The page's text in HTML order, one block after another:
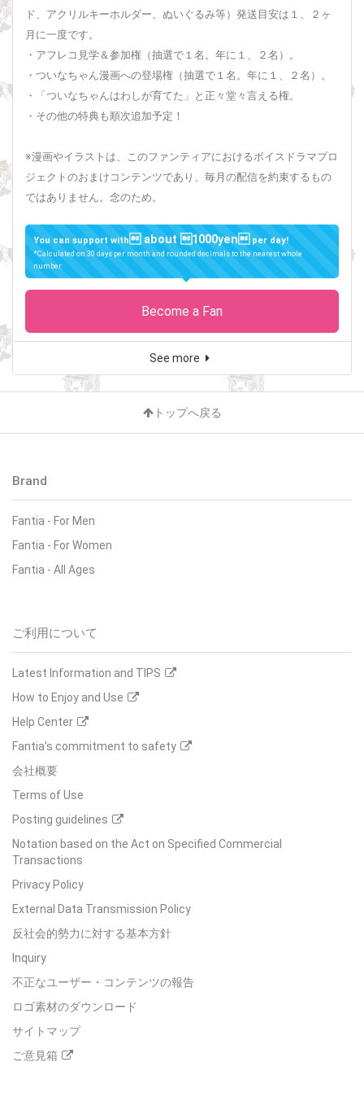
ド、アクリルキーホルダー、ぬいぐるみ等）発送目安は１、２ヶ
月に一度です。
・アフレコ見学＆参加権（抽選で１名。年に１、２名）。
・ついなちゃん漫画への登場権（抽選で１名。年に１、２名）。
・「ついなちゃんはわしが育てた」と正々堂々言える権。
・その他の特典も順次追加予定！
※漫画やイラストは、このファンティアにおけるボイスドラマプロ
ジェクトのおまけコンテンツであり、毎月の配信を約束するもの
ではありません。念のため。
You can support with about 1000yenper day!
*Calculated on 30 days per month and rounded decimals to the nearest whole
number
Become a Fan
See more
トップへ戻る
Brand
Fantia - For Men
Fantia - For Women
Fantia - All Ages
ご利用について
Latest Information and TIPS
How to Enjoy and Use
Help Center
Fantia's commitment to safety
会社概要
Terms of Use
Posting guidelines
Notation based on the Act on Specified Commercial
Transactions
Privacy Policy
External Data Transmission Policy
反社会的勢力に対する基本方針
Inquiry
不正なユーザー・コンテンツの報告
ロゴ素材のダウンロード
サイトマップ
ご意見箱